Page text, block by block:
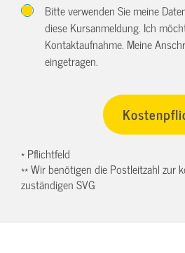
Bitte verwenden Sie meine
diese Kursanmeldung. Ich
Kontaktaufnahme. Meine
eingetragen.
* Pflichtfeld
** Wir benötigen die Postleitzahl zur
zuständigen SVG